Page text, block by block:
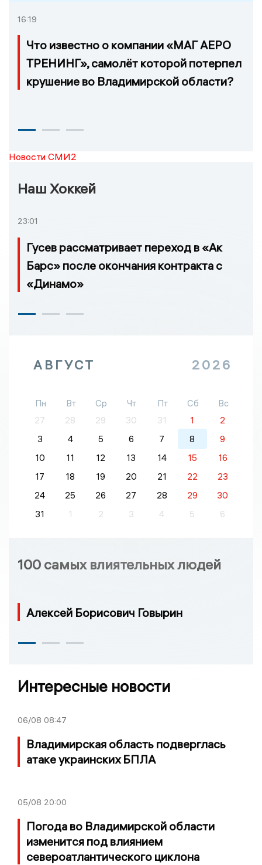
16:19
Что известно о компании «МАГ АЕРО
ТРЕНИНГ», самолёт которой потерпел
крушение во Владимирской области?
Новости СМИ2
Наш Хоккей
23:01
Гусев рассматривает переход в «Ак
Барс» после окончания контракта с
«Динамо»
АВГУСТ 2026
Пн Вт Ср Чт Пт Сб
Вс
27
28 29 30 31 1
2
3
4 5 6 7 8
9
10
11 12 13 14 15
16
17
18 19 20 21 22
23
24
25 26 27 28 29
30
31
1 2 3 4 5 6
100 самых влиятельных людей
Алексей Борисович Говырин
Интересные новости
06/08 08:47
Владимирская область подверглась
атаке украинских БПЛА
05/08 20:00
Погода во Владимирской области
изменится под влиянием
североатлантического циклона